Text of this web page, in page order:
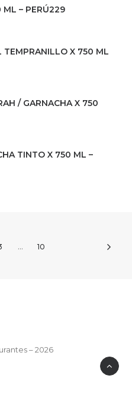
– PERÚ229
TEMPRANILLO X 750 ML
/ GARNACHA X 750
TINTO X 750 ML –
… 10
– 2026